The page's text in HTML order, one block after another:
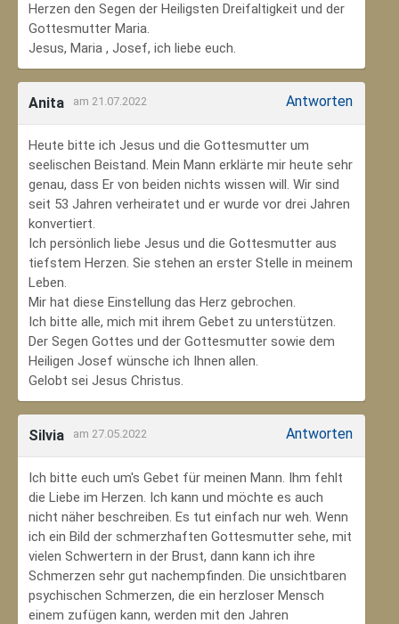
Herzen den Segen der Heiligsten Dreifaltigkeit und der
Gottesmutter Maria.
Jesus, Maria , Josef, ich liebe euch.
Anita am 21.07.2022 Antworten
Heute bitte ich Jesus und die Gottesmutter um
seelischen Beistand. Mein Mann erklärte mir heute sehr
genau, dass Er von beiden nichts wissen will. Wir sind
seit 53 Jahren verheiratet und er wurde vor drei Jahren
konvertiert.
Ich persönlich liebe Jesus und die Gottesmutter aus
tiefstem Herzen. Sie stehen an erster Stelle in meinem
Leben.
Mir hat diese Einstellung das Herz gebrochen.
Ich bitte alle, mich mit ihrem Gebet zu unterstützen.
Der Segen Gottes und der Gottesmutter sowie dem
Heiligen Josef wünsche ich Ihnen allen.
Gelobt sei Jesus Christus.
Silvia am 27.05.2022 Antworten
Ich bitte euch um's Gebet für meinen Mann. Ihm fehlt
die Liebe im Herzen. Ich kann und möchte es auch
nicht näher beschreiben. Es tut einfach nur weh. Wenn
ich ein Bild der schmerzhaften Gottesmutter sehe, mit
vielen Schwertern in der Brust, dann kann ich ihre
Schmerzen sehr gut nachempfinden. Die unsichtbaren
psychischen Schmerzen, die ein herzloser Mensch
einem zufügen kann, werden mit den Jahren